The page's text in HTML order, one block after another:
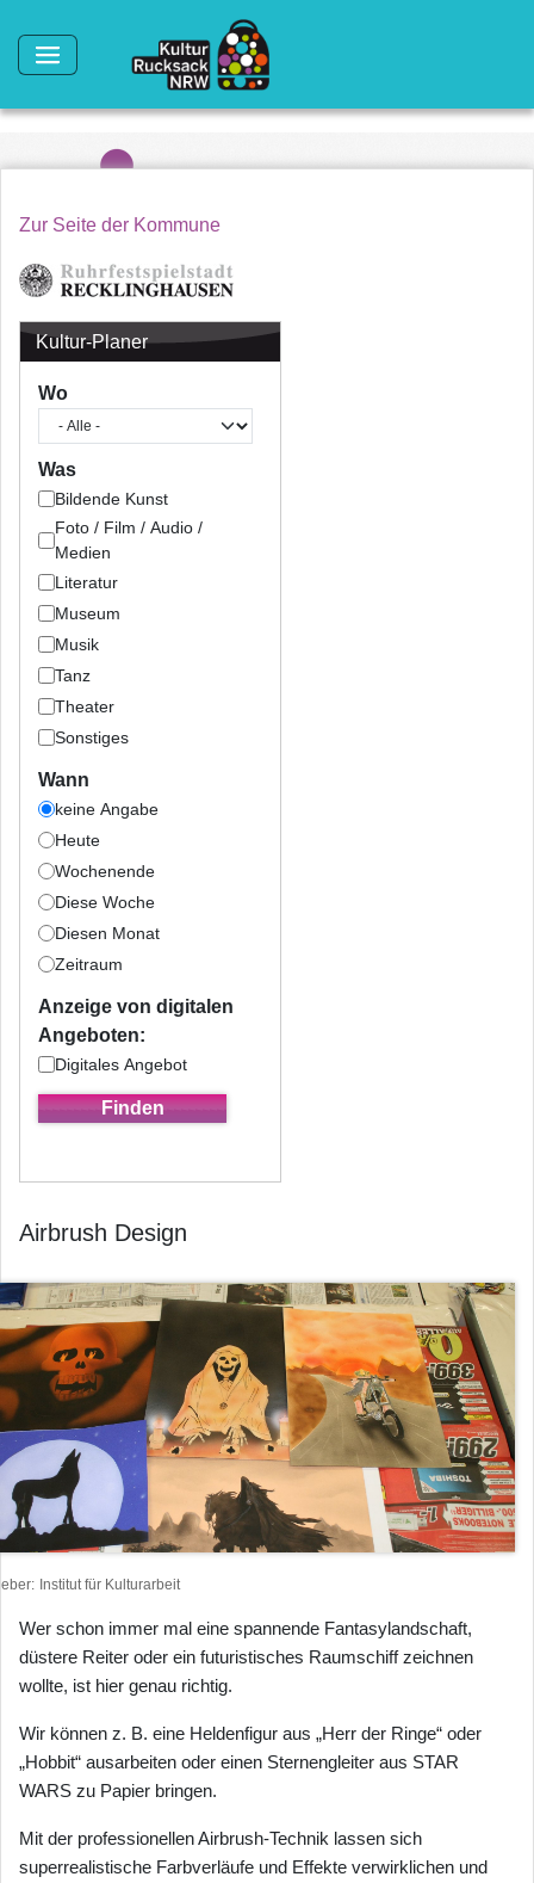
Zur Seite der Kommune
Kultur-Planer
Wo
Was
Bildende Kunst
Foto / Film / Audio /
Medien
Literatur
Museum
Musik
Tanz
Theater
Sonstiges
Wann
keine Angabe
Heute
Wochenende
Diese Woche
Diesen Monat
Zeitraum
Anzeige von digitalen
Angeboten:
Digitales Angebot
Airbrush Design
Institut für Kulturarbeit
Wer schon immer mal eine spannende Fantasylandschaft,
düstere Reiter oder ein futuristisches Raumschiff zeichnen
wollte, ist hier genau richtig.
Wir können z. B. eine Heldenfigur aus „Herr der Ringe“ oder
„Hobbit“ ausarbeiten oder einen Sternengleiter aus STAR
WARS zu Papier bringen.
Mit der professionellen Airbrush-Technik lassen sich
superrealistische Farbverläufe und Effekte verwirklichen und